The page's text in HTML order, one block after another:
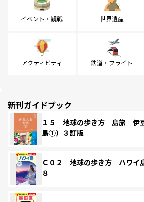
イベント・観戦 世界遺産
アクティビティ 鉄道・フライト
新刊ガイドブック
１５ 地球の歩き方 島旅 伊
島①）３訂版
Ｃ０２ 地球の歩き方 ハワイ
８